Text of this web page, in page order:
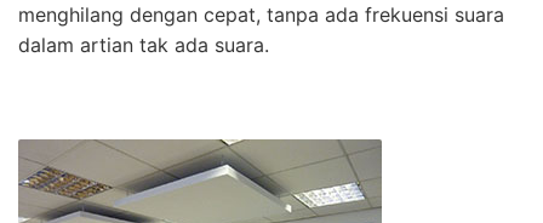
menghilang dengan cepat, tanpa ada frekuensi suara
dalam artian tak ada suara.